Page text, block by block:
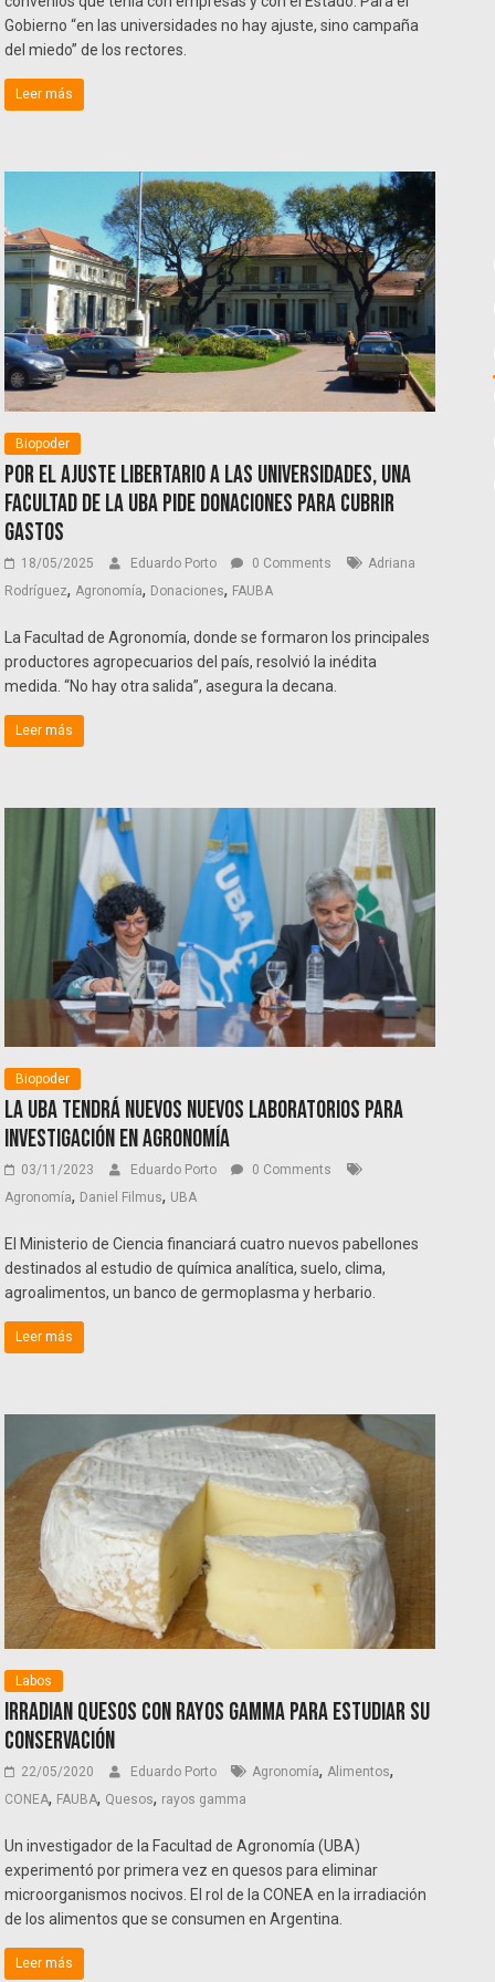
Gobierno “en las universidades no hay ajuste, sino campaña
del miedo” de los rectores.
Leer más
Biopoder
Por el ajuste libertario a las universidades, una
Facultad de la UBA pide donaciones para cubrir
gastos
18/05/2025 Eduardo Porto 0 Comments
Adriana
Rodríguez, Agronomía, Donaciones, FAUBA
La Facultad de Agronomía, donde se formaron los principales
productores agropecuarios del país, resolvió la inédita
medida. “No hay otra salida”, asegura la decana.
Leer más
Biopoder
La UBA tendrá nuevos nuevos laboratorios para
investigación en agronomía
03/11/2023 Eduardo Porto
0 Comments
Agronomía, Daniel Filmus, UBA
El Ministerio de Ciencia financiará cuatro nuevos pabellones
destinados al estudio de química analítica, suelo, clima,
agroalimentos, un banco de germoplasma y herbario.
Leer más
Labos
Irradian quesos con rayos gamma para estudiar su
conservación
22/05/2020 Eduardo Porto Agronomía, Alimentos,
CONEA, FAUBA, Quesos, rayos gamma
Un investigador de la Facultad de Agronomía (UBA)
experimentó por primera vez en quesos para eliminar
microorganismos nocivos. El rol de la CONEA en la irradiación
de los alimentos que se consumen en Argentina.
Leer más